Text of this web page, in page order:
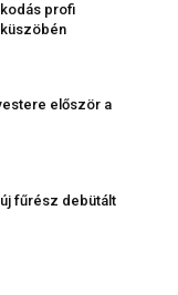
profi
először a
fűrész debütált